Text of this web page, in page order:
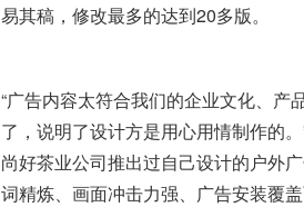
易其稿，修改最多的达到20多版。
“广告内容太符合我们的企业文化、产
了，说明了设计方是用心用情制作的
尚好茶业公司推出过自己设计的户外
词精炼、画面冲击力强、广告安装覆